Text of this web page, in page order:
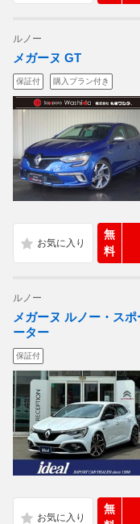
ルノー
メガーヌ GT
保証付 購入プラン付き
無
料
ルノー
メガーヌ ルノー・ス
ーター
保証付
無